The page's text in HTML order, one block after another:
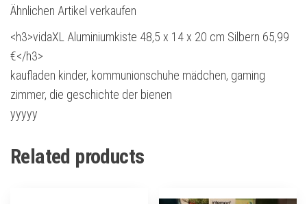
Ähnlichen Artikel verkaufen
<h3>vidaXL Aluminiumkiste 48,5 x 14 x 20 cm Silbern 65,99
€</h3>
kaufladen kinder, kommunionschuhe mädchen, gaming
zimmer, die geschichte der bienen
yyyyy
Related products